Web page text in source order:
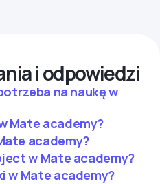
i odpowiedzi
na naukę w
Mate academy?
academy?
w Mate academy?
w Mate academy?